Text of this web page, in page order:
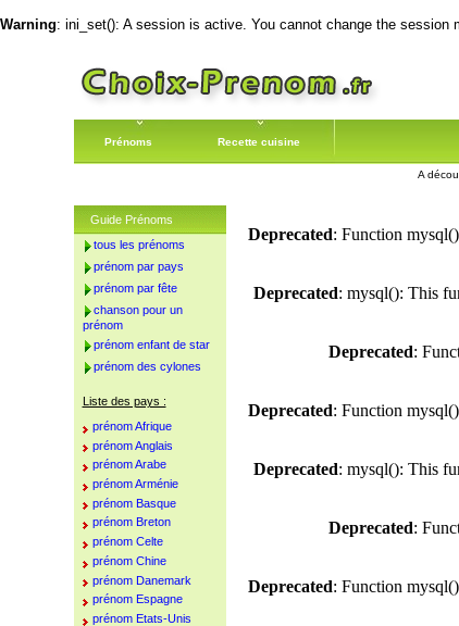
Warning: ini_set(): A session is active. You cannot change the session
Prénoms Recette cuisine
A
Deprecated: Function
Deprecated: mysql(): This
Deprecated:
Deprecated: Function
Deprecated: mysql(): This
Deprecated:
Deprecated: Function
Guide Prénoms
tous les prénoms
prénom par pays
prénom par fête
chanson pour un
prénom
prénom enfant de star
prénom des cylones
Liste des pays :
prénom Afrique
prénom Anglais
prénom Arabe
prénom Arménie
prénom Basque
prénom Breton
prénom Celte
prénom Chine
prénom Danemark
prénom Espagne
prénom Etats-Unis